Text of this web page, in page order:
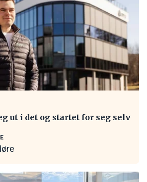
ut i det og startet for seg selv